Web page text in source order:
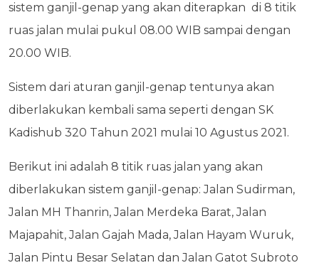
sistem ganjil-genap yang akan diterapkan di 8 titik
ruas jalan mulai pukul 08.00 WIB sampai dengan
20.00 WIB.
Sistem dari aturan ganjil-genap tentunya akan
diberlakukan kembali sama seperti dengan SK
Kadishub 320 Tahun 2021 mulai 10 Agustus 2021.
Berikut ini adalah 8 titik ruas jalan yang akan
diberlakukan sistem ganjil-genap: Jalan Sudirman,
Jalan MH Thanrin, Jalan Merdeka Barat, Jalan
Majapahit, Jalan Gajah Mada, Jalan Hayam Wuruk,
Jalan Pintu Besar Selatan dan Jalan Gatot Subroto